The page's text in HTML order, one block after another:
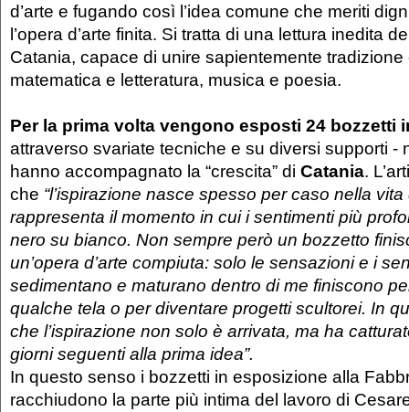
d’arte e fugando così l’idea comune che meriti
l’opera d’arte finita. Si tratta di una lettura inedita
Catania, capace di unire sapientemente
matematica e letteratura, musica e poesia.
Per la prima volta vengono esposti 24 bozzetti
attraverso svariate tecniche e su diversi supporti -
hanno accompagnato la “crescita” di Catania.
che “l’ispirazione nasce spesso per caso nella
rappresenta il momento in cui i sentimenti più
nero su bianco. Non sempre però un bozzetto
un’opera d’arte compiuta: solo le sensazioni e i
sedimentano e maturano dentro di me finiscono
qualche tela o per diventare progetti scultorei. In
che l’ispirazione non solo è arrivata, ma ha
giorni seguenti alla prima idea”.
In questo senso i bozzetti in esposizione alla
racchiudono la parte più intima del lavoro di